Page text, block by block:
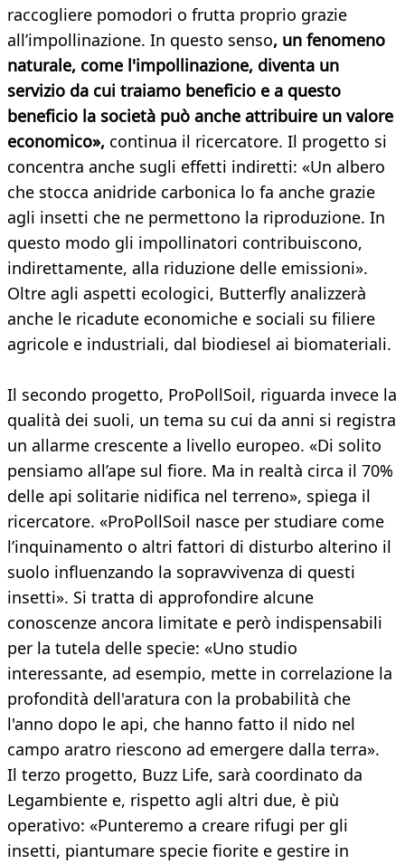
raccogliere pomodori o frutta proprio grazie
all’impollinazione. In questo senso, un fenomeno
naturale, come l'impollinazione, diventa un
servizio da cui traiamo beneficio e a questo
beneficio la società può anche attribuire un valore
economico», continua il ricercatore. Il progetto si
concentra anche sugli effetti indiretti: «Un albero
che stocca anidride carbonica lo fa anche grazie
agli insetti che ne permettono la riproduzione. In
questo modo gli impollinatori contribuiscono,
indirettamente, alla riduzione delle emissioni».
Oltre agli aspetti ecologici, Butterfly analizzerà
anche le ricadute economiche e sociali su filiere
agricole e industriali, dal biodiesel ai biomateriali.
Il secondo progetto, ProPollSoil, riguarda invece la
qualità dei suoli, un tema su cui da anni si registra
un allarme crescente a livello europeo. «Di solito
pensiamo all’ape sul fiore. Ma in realtà circa il 70%
delle api solitarie nidifica nel terreno», spiega il
ricercatore. «ProPollSoil nasce per studiare come
l’inquinamento o altri fattori di disturbo alterino il
suolo influenzando la sopravvivenza di questi
insetti». Si tratta di approfondire alcune
conoscenze ancora limitate e però indispensabili
per la tutela delle specie: «Uno studio
interessante, ad esempio, mette in correlazione la
profondità dell'aratura con la probabilità che
l'anno dopo le api, che hanno fatto il nido nel
campo aratro riescono ad emergere dalla terra».
Il terzo progetto, Buzz Life, sarà coordinato da
Legambiente e, rispetto agli altri due, è più
operativo: «Punteremo a creare rifugi per gli
insetti, piantumare specie fiorite e gestire in